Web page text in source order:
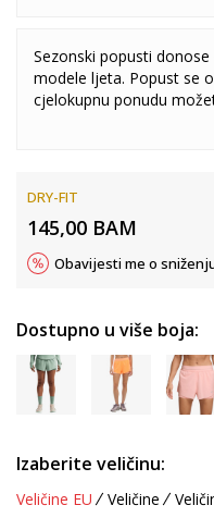
Sezonski popusti donose
modele ljeta. Popust se
cjelokupnu ponudu
DRY-FIT
145,00 BAM
Obavijesti me o
Dostupno u više boja:
Izaberite veličinu:
Veličine EU Veličine